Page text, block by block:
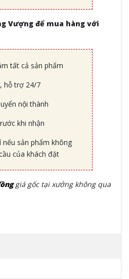
Vượng để mua hàng với
tất cả sản phẩm
hỗ trợ 24/7
nội thành
khi nhận
sản phẩm không
của khách đặt
giá gốc tại xưởng không qua